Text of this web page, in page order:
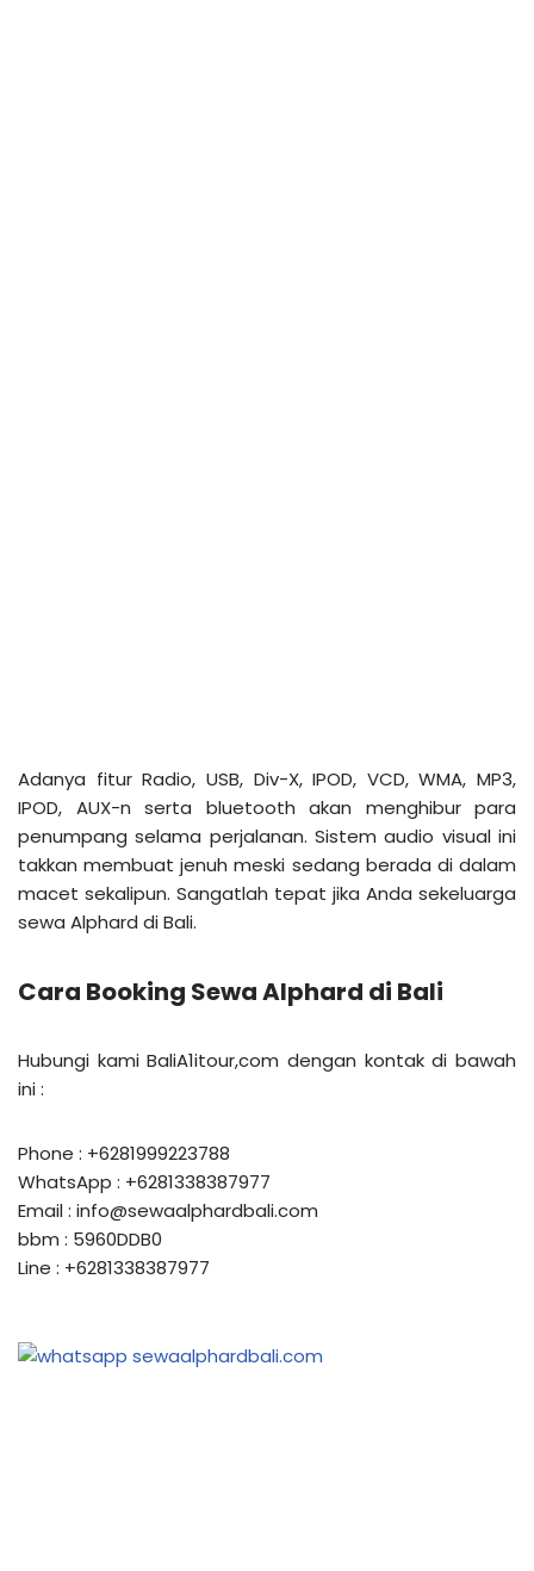
Adanya fitur Radio, USB, Div-X, IPOD, VCD, WMA, MP3,
IPOD, AUX-n serta bluetooth akan menghibur para
penumpang selama perjalanan. Sistem audio visual ini
takkan membuat jenuh meski sedang berada di dalam
macet sekalipun. Sangatlah tepat jika Anda sekeluarga
sewa Alphard di Bali.
Cara Booking Sewa Alphard di Bali
Hubungi kami BaliA1itour,com dengan kontak di bawah
ini :
Phone : +6281999223788
WhatsApp : +6281338387977
Email : info@sewaalphardbali.com
bbm : 5960DDB0
Line : +6281338387977